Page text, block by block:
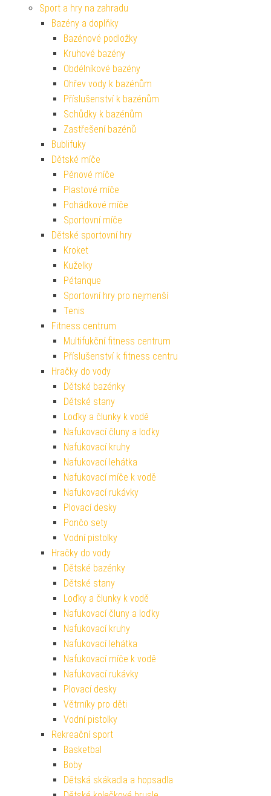
Sport a hry na zahradu
Bazény a doplňky
Bazénové podložky
Kruhové bazény
Obdélníkové bazény
Ohřev vody k bazénům
Příslušenství k bazénům
Schůdky k bazénům
Zastřešení bazénů
Bublifuky
Dětské míče
Pěnové míče
Plastové míče
Pohádkové míče
Sportovní míče
Dětské sportovní hry
Kroket
Kuželky
Pétanque
Sportovní hry pro nejmenší
Tenis
Fitness centrum
Multifukční fitness centrum
Příslušenství k fitness centru
Hračky do vody
Dětské bazénky
Dětské stany
Loďky a člunky k vodě
Nafukovací čluny a loďky
Nafukovací kruhy
Nafukovací lehátka
Nafukovací míče k vodě
Nafukovací rukávky
Plovací desky
Pončo sety
Vodní pistolky
Hračky do vody
Dětské bazénky
Dětské stany
Loďky a člunky k vodě
Nafukovací čluny a loďky
Nafukovací kruhy
Nafukovací lehátka
Nafukovací míče k vodě
Nafukovací rukávky
Plovací desky
Větrníky pro děti
Vodní pistolky
Rekreační sport
Basketbal
Boby
Dětská skákadla a hopsadla